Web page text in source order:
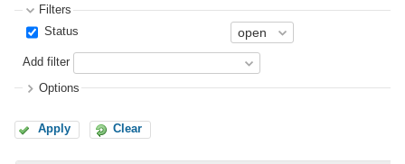
Filters
Status
Add filter
Options
Apply Clear